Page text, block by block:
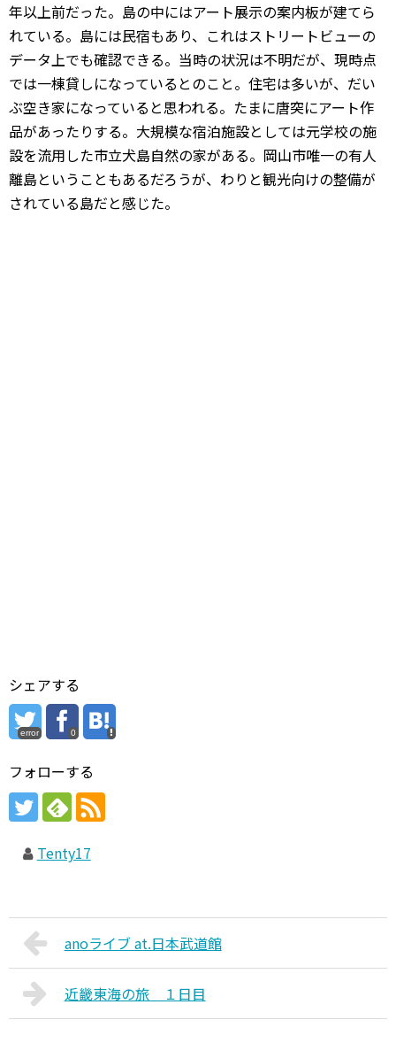
年以上前だった。島の中にはアート展示の案内板が建てら
れている。島には民宿もあり、これはストリートビューの
データ上でも確認できる。当時の状況は不明だが、現時点
では一棟貸しになっているとのこと。住宅は多いが、だい
ぶ空き家になっていると思われる。たまに唐突にアート作
品があったりする。大規模な宿泊施設としては元学校の施
設を流用した市立犬島自然の家がある。岡山市唯一の有人
離島ということもあるだろうが、わりと観光向けの整備が
されている島だと感じた。
シェアする
error 0
フォローする
Tenty17
anoライブ at.日本武道館
近畿東海の旅 １日目